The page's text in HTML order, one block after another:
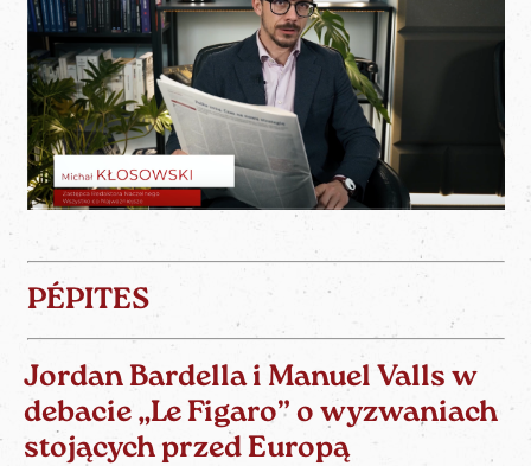
PÉPITES
Jordan Bardella i Manuel Valls w
debacie „Le Figaro” o wyzwaniach
stojących przed Europą